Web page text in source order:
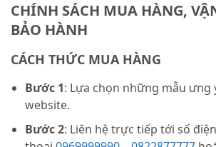
CHÍNH SÁCH MUA HÀNG,
BẢO HÀNH
CÁCH THỨC MUA HÀNG
Bước 1: Lựa chọn những mẫu ưng
website.
Bước 2: Liên hệ trực tiếp tới số điện